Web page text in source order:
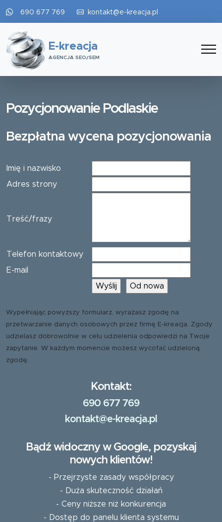
690 677 769 kontakt@e-kreacja.pl
E-kreacja
AGENCJA SEO/SEM
Pozycjonowanie Podlaskie
Bezpłatna wycena pozycjonowania
Imię i nazwisko
Adres strony
Treść/frazy
Telefon kontaktowy
E-mail
Wypełniając powyższy formularz, wyrażasz zgodę na
przetwarzanie danych osobowych przez firmę E-kreacja. Zgody
udzielasz dobrowolnie w celu udzielenia odpowiedzi na Twoje
zapytanie. W każdym momencie możesz wycofać udzieloną
zgodę.
Kontakt:
690 677 769
kontakt@e-kreacja.pl
Bądź widoczny w Google, pozyskaj
nowych klientów!
- Przejrzyste zasady współpracy
- Duża skuteczność działań
- Ceny niższe niż konkurencja
- Dostęp do panelu klienta systemu